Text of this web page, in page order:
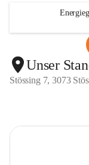
Unser
Stössing 7, 3073